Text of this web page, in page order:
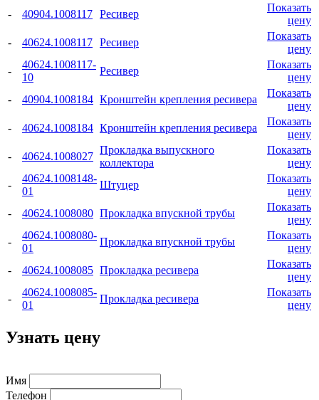
-
40904.1008117 Ресивер
Показать
цену
-
40624.1008117 Ресивер
Показать
цену
-
40624.1008117-
10
Ресивер
Показать
цену
-
40904.1008184 Кронштейн крепления ресивера
Показать
цену
-
40624.1008184 Кронштейн крепления ресивера
Показать
цену
-
40624.1008027
Прокладка выпускного
коллектора
Показать
цену
-
40624.1008148-
01
Штуцер
Показать
цену
-
40624.1008080 Прокладка впускной трубы
Показать
цену
-
40624.1008080-
01
Прокладка впускной трубы
Показать
цену
-
40624.1008085 Прокладка ресивера
Показать
цену
-
40624.1008085-
01
Прокладка ресивера
Показать
цену
Узнать цену
Имя
Телефон